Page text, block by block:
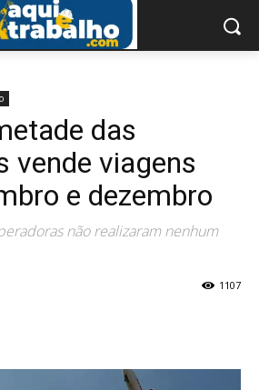
das
vende viagens
e dezembro
não realizaram nenhum
1107